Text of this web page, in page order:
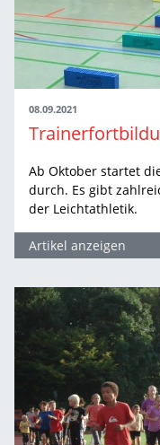
08.09.2021
Ab Oktober startet
durch. Es gibt
der Leichtathletik.
Artikel anzeigen